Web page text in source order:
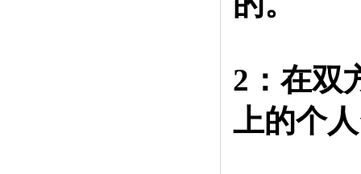
2：在双
上的个